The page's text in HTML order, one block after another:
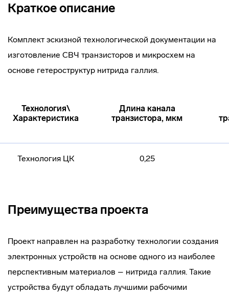
Краткое описание
Комплект эскизной технологической документации на
изготовление СВЧ транзисторов и микросхем на
основе гетероструктур нитрида галлия.
Технология\
Характеристика
Длина канала
транзистора, мкм
Технология ЦК 0,25
Преимущества проекта
Проект направлен на разработку технологии создания
электронных устройств на основе одного из наиболее
перспективным материалов – нитрида галлия. Такие
устройства будут обладать лучшими рабочими